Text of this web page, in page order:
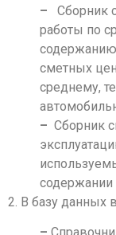
– Сборник
работы по
сметных
среднему,
– Сборник
содержании
2. В базу данных